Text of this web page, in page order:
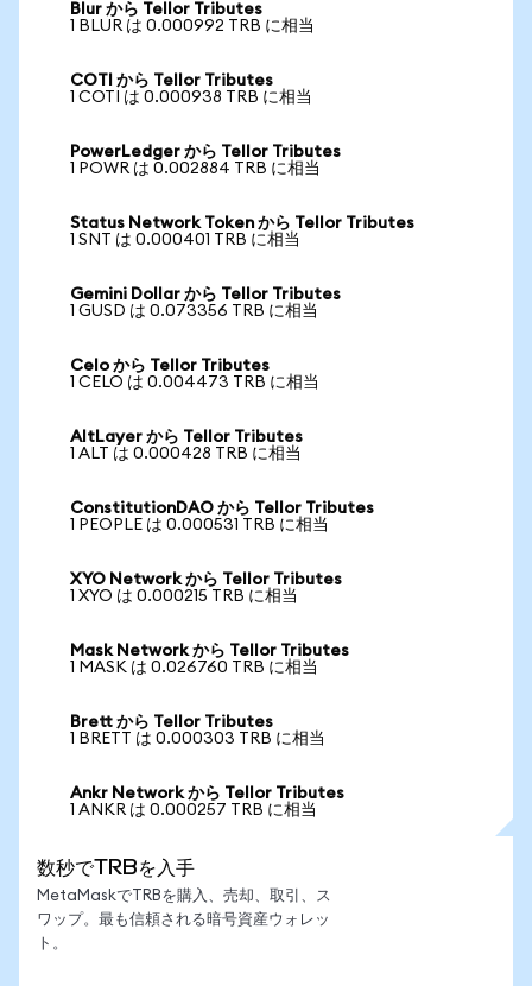
Blur から Tellor Tributes
1 BLUR は 0.000992 TRB に相当
COTI から Tellor Tributes
1 COTI は 0.000938 TRB に相当
PowerLedger から Tellor Tributes
1 POWR は 0.002884 TRB に相当
Status Network Token から Tellor Tributes
1 SNT は 0.000401 TRB に相当
Gemini Dollar から Tellor Tributes
1 GUSD は 0.073356 TRB に相当
Celo から Tellor Tributes
1 CELO は 0.004473 TRB に相当
AltLayer から Tellor Tributes
1 ALT は 0.000428 TRB に相当
ConstitutionDAO から Tellor Tributes
1 PEOPLE は 0.000531 TRB に相当
XYO Network から Tellor Tributes
1 XYO は 0.000215 TRB に相当
Mask Network から Tellor Tributes
1 MASK は 0.026760 TRB に相当
Brett から Tellor Tributes
1 BRETT は 0.000303 TRB に相当
Ankr Network から Tellor Tributes
1 ANKR は 0.000257 TRB に相当
数秒でTRBを入手
MetaMaskでTRBを購入、売却、取引、ス
ワップ。最も信頼される暗号資産ウォレッ
ト。